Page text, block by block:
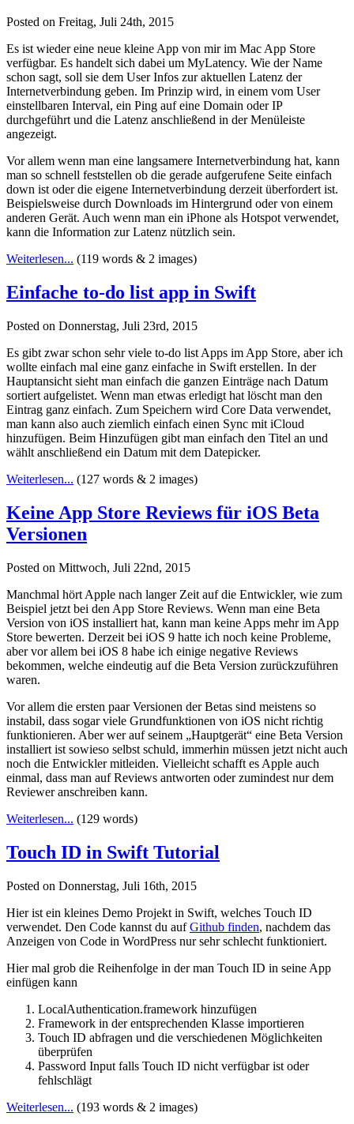
Posted on Freitag, Juli 24th, 2015
Es ist wieder eine neue kleine App von mir im Mac App Store
verfügbar. Es handelt sich dabei um MyLatency. Wie der Name
schon sagt, soll sie dem User Infos zur aktuellen Latenz der
Internetverbindung geben. Im Prinzip wird, in einem vom User
einstellbaren Interval, ein Ping auf eine Domain oder IP
durchgeführt und die Latenz anschließend in der Menüleiste
angezeigt.
Vor allem wenn man eine langsamere Internetverbindung hat, kann
man so schnell feststellen ob die gerade aufgerufene Seite einfach
down ist oder die eigene Internetverbindung derzeit überfordert ist.
Beispielsweise durch Downloads im Hintergrund oder von einem
anderen Gerät. Auch wenn man ein iPhone als Hotspot verwendet,
kann die Information zur Latenz nützlich sein.
Weiterlesen... (119 words & 2 images)
Einfache to-do list app in Swift
Posted on Donnerstag, Juli 23rd, 2015
Es gibt zwar schon sehr viele to-do list Apps im App Store, aber ich
wollte einfach mal eine ganz einfache in Swift erstellen. In der
Hauptansicht sieht man einfach die ganzen Einträge nach Datum
sortiert aufgelistet. Wenn man etwas erledigt hat löscht man den
Eintrag ganz einfach. Zum Speichern wird Core Data verwendet,
man kann also auch ziemlich einfach einen Sync mit iCloud
hinzufügen. Beim Hinzufügen gibt man einfach den Titel an und
wählt anschließend ein Datum mit dem Datepicker.
Weiterlesen... (127 words & 2 images)
Keine App Store Reviews für iOS Beta
Versionen
Posted on Mittwoch, Juli 22nd, 2015
Manchmal hört Apple nach langer Zeit auf die Entwickler, wie zum
Beispiel jetzt bei den App Store Reviews. Wenn man eine Beta
Version von iOS installiert hat, kann man keine Apps mehr im App
Store bewerten. Derzeit bei iOS 9 hatte ich noch keine Probleme,
aber vor allem bei iOS 8 habe ich einige negative Reviews
bekommen, welche eindeutig auf die Beta Version zurückzuführen
waren.
Vor allem die ersten paar Versionen der Betas sind meistens so
instabil, dass sogar viele Grundfunktionen von iOS nicht richtig
funktionieren. Aber wer auf seinem „Hauptgerät“ eine Beta Version
installiert ist sowieso selbst schuld, immerhin müssen jetzt nicht auch
noch die Entwickler mitleiden. Vielleicht schafft es Apple auch
einmal, dass man auf Reviews antworten oder zumindest nur dem
Reviewer anschreiben kann.
Weiterlesen... (129 words)
Touch ID in Swift Tutorial
Posted on Donnerstag, Juli 16th, 2015
Hier ist ein kleines Demo Projekt in Swift, welches Touch ID
verwendet. Den Code kannst du aufGithub finden, nachdem das
Anzeigen von Code in WordPress nur sehr schlecht funktioniert.
Hier mal grob die Reihenfolge in der man Touch ID in seine App
einfügen kann
LocalAuthentication.framework hinzufügen
Framework in der entsprechenden Klasse importieren
Touch ID abfragen und die verschiedenen Möglichkeiten
überprüfen
Password Input falls Touch ID nicht verfügbar ist oder
fehlschlägt
Weiterlesen... (193 words & 2 images)